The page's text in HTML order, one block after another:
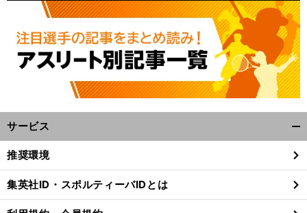
サービス
閉
る
推奨環境
集英社ID・スポルティーバIDとは